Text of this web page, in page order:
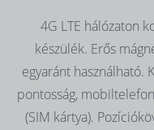
4G LTE hálózaton
készülék. Erős
egyaránt használható.
pontosság,
(SIM kártya).